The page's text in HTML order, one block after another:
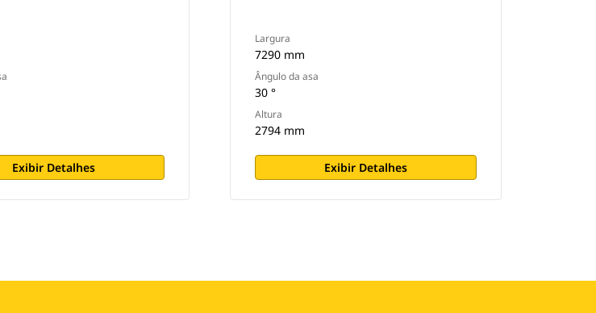
Exibir Detalhes
Largura
7290 mm
Ângulo da asa
30 °
Altura
2794 mm
Exibir Detalhes